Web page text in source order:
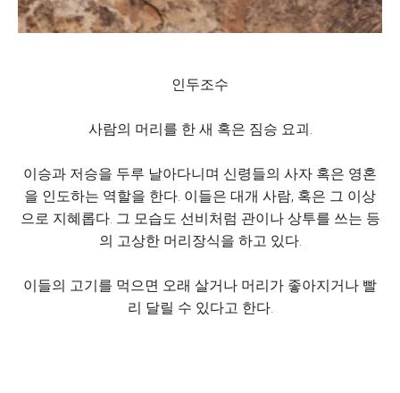
인두조수
사람의 머리를 한 새 혹은 짐승 요괴.
이승과 저승을 두루 날아다니며 신령들의 사자 혹은 영혼
을 인도하는 역할을 한다. 이들은 대개 사람, 혹은 그 이상
으로 지혜롭다. 그 모습도 선비처럼 관이나 상투를 쓰는 등
의 고상한 머리장식을 하고 있다.
이들의 고기를 먹으면 오래 살거나 머리가 좋아지거나 빨
리 달릴 수 있다고 한다.